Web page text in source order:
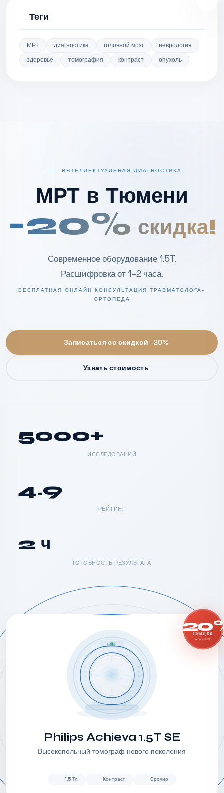
Теги
МРТ диагностика головной мозг
неврология
здоровье
томография контраст опухоль
ИНТЕЛЛЕКТУАЛЬНАЯ ДИАГНОСТИКА
МРТ в Тюмени
-20% скидка!
Современное оборудование 1.5T.
Расшифровка от 1–2 часа.
БЕСПЛАТНАЯ ОНЛАЙН КОНСУЛЬТАЦИЯ ТРАВМАТОЛОГА-
ОРТОПЕДА
Записаться со скидкой -20%
Узнать стоимость
5000+
ИССЛЕДОВАНИЙ
4.9
РЕЙТИНГ
2 ч
ГОТОВНОСТЬ РЕЗУЛЬТАТА
- СКИДКА
на все МРТ
MRI
Philips Achieva 1.5T SE
Высокопольный томограф нового поколения
1.5 Тл Контраст Срочно